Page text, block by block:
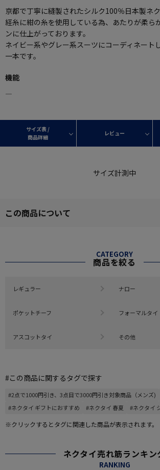
京都で丁寧に縫製されたシルク100％日本製ネク
経糸に紺の糸を使用している為、あたりが柔ら
ンに仕上がっております。
ネイビー系やグレー系スーツにコーディネート
一本です。
機能
―
サイズ表 /
商品詳細
レビュー
サイズ計測中
この商品について
CATEGORY
商品を絞る
レギュラー ナロー
ポケットチーフ フォーマルタイ
アスコットタイ その他
#この商品に関するタグで探す
#2点で1000円引き、3点目で3000円引き対象商品（メンズ)
#ネクタイ ギフトにおすすめ
#ネクタイ 春夏 #ネクタイ
※クリックするとタグに関連した商品が表示されます。
ネクタイ売れ筋ランキン
RANKING